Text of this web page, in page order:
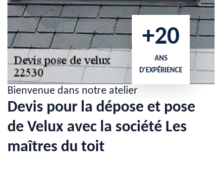
+20
ANS
D'EXPÉRIENCE
Bienvenue dans notre atelier
Devis pour la dépose et pose
de Velux avec la société Les
maîtres du toit